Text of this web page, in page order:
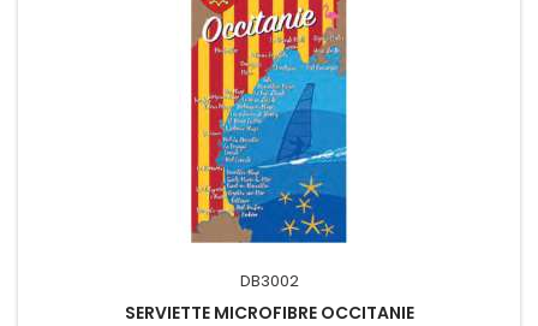
DB3002
SERVIETTE MICROFIBRE OCCITANIE